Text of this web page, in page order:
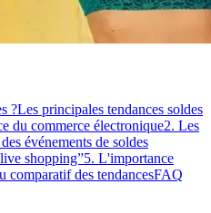
?Les principales tendances soldes
du commerce électronique2. Les
événements de soldes
shopping”5. L'importance
comparatif des tendancesFAQ